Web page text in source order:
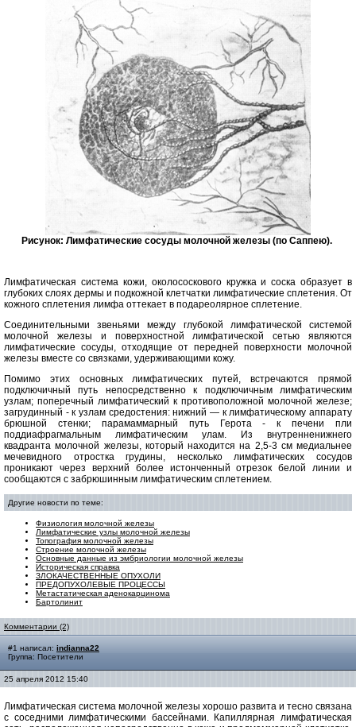
Рисунок: Лимфатические сосуды молочной железы (по Саппею).
Лимфатическая система кожи, околососкового кружка и соска образует в
глубоких слоях дермы и подкожной клетчатки лимфатические сплетения. От
кожного сплетения лимфа оттекает в подареолярное сплетение.
Соединительными звеньями между глубокой лимфатической системой
молочной железы и поверхностной лимфатической сетью являются
лимфатические сосуды, отходящие от передней поверхности молочной
железы вместе со связками, удерживающими кожу.
Помимо этих основных лимфатических путей, встречаются прямой
подключичный путь непосредственно к подключичным лимфатическим
узлам; поперечный лимфатический к противоположной молочной железе;
загрудинный - к узлам средостения: нижний — к лимфатическому аппарату
брюшной стенки; парамаммарный путь Герота - к печени пли
поддиафрагмальным лимфатическим улам. Из внутренненижнего
квадранта молочной железы, который находится на 2,5-3 см медиальнее
мечевидного отростка грудины, несколько лимфатических сосудов
проникают через верхний более истонченный отрезок белой линии и
сообщаются с забрюшинным лимфатическим сплетением.
Другие новости по теме:
Физиология молочной железы
Лимфатические узлы молочной железы
Топография молочной железы
Строение молочной железы
Основные данные из эмбриологии молочной железы
Историческая справка
ЗЛОКАЧЕСТВЕННЫЕ ОПУХОЛИ
ПРЕДОПУХОЛЕВЫЕ ПРОЦЕССЫ
Метастатическая аденокарцинома
Бартолинит
Комментарии (2)
#1 написал: indianna22
Группа: Посетители
25 апреля 2012 15:40
Лимфатическая система молочной железы хорошо развита и тесно связана
с соседними лимфатическими бассейнами. Капиллярная лимфатическая